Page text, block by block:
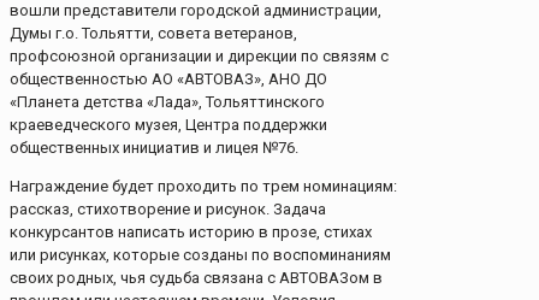
вошли представители городской администрации,
Думы г.о. Тольятти, совета ветеранов,
профсоюзной организации и дирекции по связям с
общественностью АО «АВТОВАЗ», АНО ДО
«Планета детства «Лада», Тольяттинского
краеведческого музея, Центра поддержки
общественных инициатив и лицея №76.
Награждение будет проходить по трем номинациям:
рассказ, стихотворение и рисунок. Задача
конкурсантов написать историю в прозе, стихах
или рисунках, которые созданы по воспоминаниям
своих родных, чья судьба связана с АВТОВАЗом в